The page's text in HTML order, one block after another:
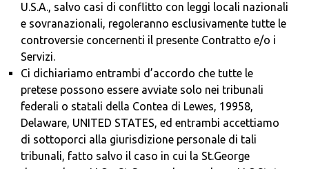
U.S.A., salvo casi di conflitto con leggi locali nazionali
e sovranazionali, regoleranno esclusivamente tutte le
controversie concernenti il presente Contratto e/o i
Servizi.
Ci dichiariamo entrambi d’accordo che tutte le
pretese possono essere avviate solo nei tribunali
federali o statali della Contea di Lewes, 19958,
Delaware, UNITED STATES, ed entrambi accettiamo
di sottoporci alla giurisdizione personale di tali
tribunali, fatto salvo il caso in cui la St.George